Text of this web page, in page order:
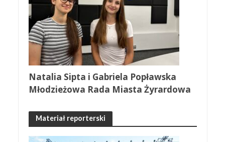
Natalia Sipta i Gabriela Popławska
Młodzieżowa Rada Miasta Żyrardowa
Materiał reporterski